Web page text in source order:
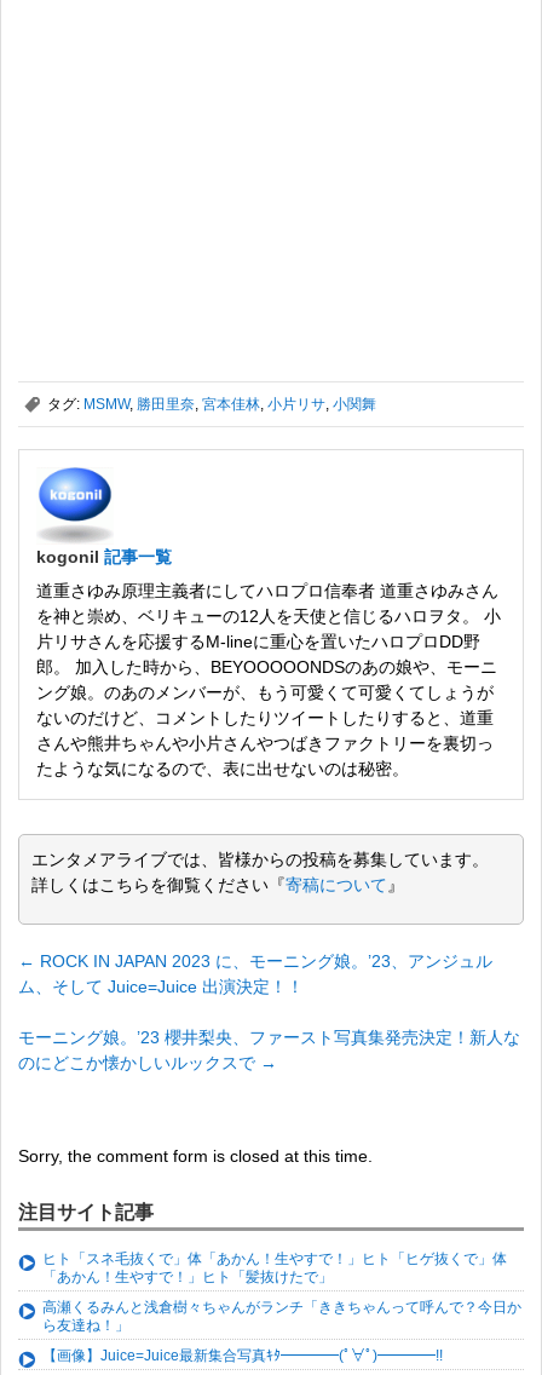
, タグ: MSMW, 勝田里奈, 宮本佳林, 小片リサ, 小関舞
kogonil 記事一覧
道重さゆみ原理主義者にしてハロプロ信奉者 道重さゆみさん
を神と崇め、ベリキューの12人を天使と信じるハロヲタ。 小
片リサさんを応援するM-lineに重心を置いたハロプロDD野
郎。 加入した時から、BEYOOOOONDSのあの娘や、モーニ
ング娘。のあのメンバーが、もう可愛くて可愛くてしょうが
ないのだけど、コメントしたりツイートしたりすると、道重
さんや熊井ちゃんや小片さんやつばきファクトリーを裏切っ
たような気になるので、表に出せないのは秘密。
エンタメアライブでは、皆様からの投稿を募集しています。
詳しくはこちらを御覧ください『寄稿について 』
← ROCK IN JAPAN 2023 に、モーニング娘。’23、アンジュル
ム、そして Juice=Juice 出演決定！！
モーニング娘。’23 櫻井梨央、ファースト写真集発売決定！新人な
のにどこか懐かしいルックスで →
Sorry, the comment form is closed at this time.
注目サイト記事
ヒト「スネ毛抜くで」体「あかん！生やすで！」ヒト「ヒゲ抜くで」体
「あかん！生やすで！」ヒト「髪抜けたで」
高瀬くるみんと浅倉樹々ちゃんがランチ「ききちゃんって呼んで？今日か
ら友達ね！」
【画像】Juice=Juice最新集合写真ｷﾀ━━━━(ﾟ∀ﾟ)━━━━!!